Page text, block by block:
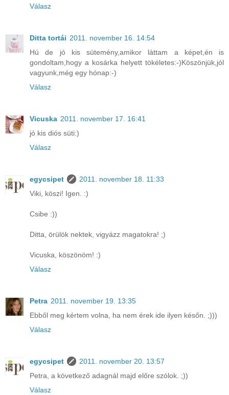
Válasz
Ditta tortái 2011. november 16. 14:54
Hú de jó kis sütemény,amikor láttam a képet,én is
gondoltam,hogy a kosárka helyett tökéletes:-)Köszönjük,jól
vagyunk,még egy hónap:-)
Válasz
Vicuska 2011. november 17. 16:41
jó kis diós süti:)
Válasz
egycsipet
2011. november 18. 11:33
Viki, köszi! Igen. :)
Csibe :))
Ditta, örülök nektek, vigyázz magatokra! ;)
Vicuska, köszönöm! :)
Válasz
Petra 2011. november 19. 13:35
Ebből meg kértem volna, ha nem érek ide ilyen későn. ;)))
Válasz
egycsipet
2011. november 20. 13:57
Petra, a következő adagnál majd előre szólok. ;))
Válasz